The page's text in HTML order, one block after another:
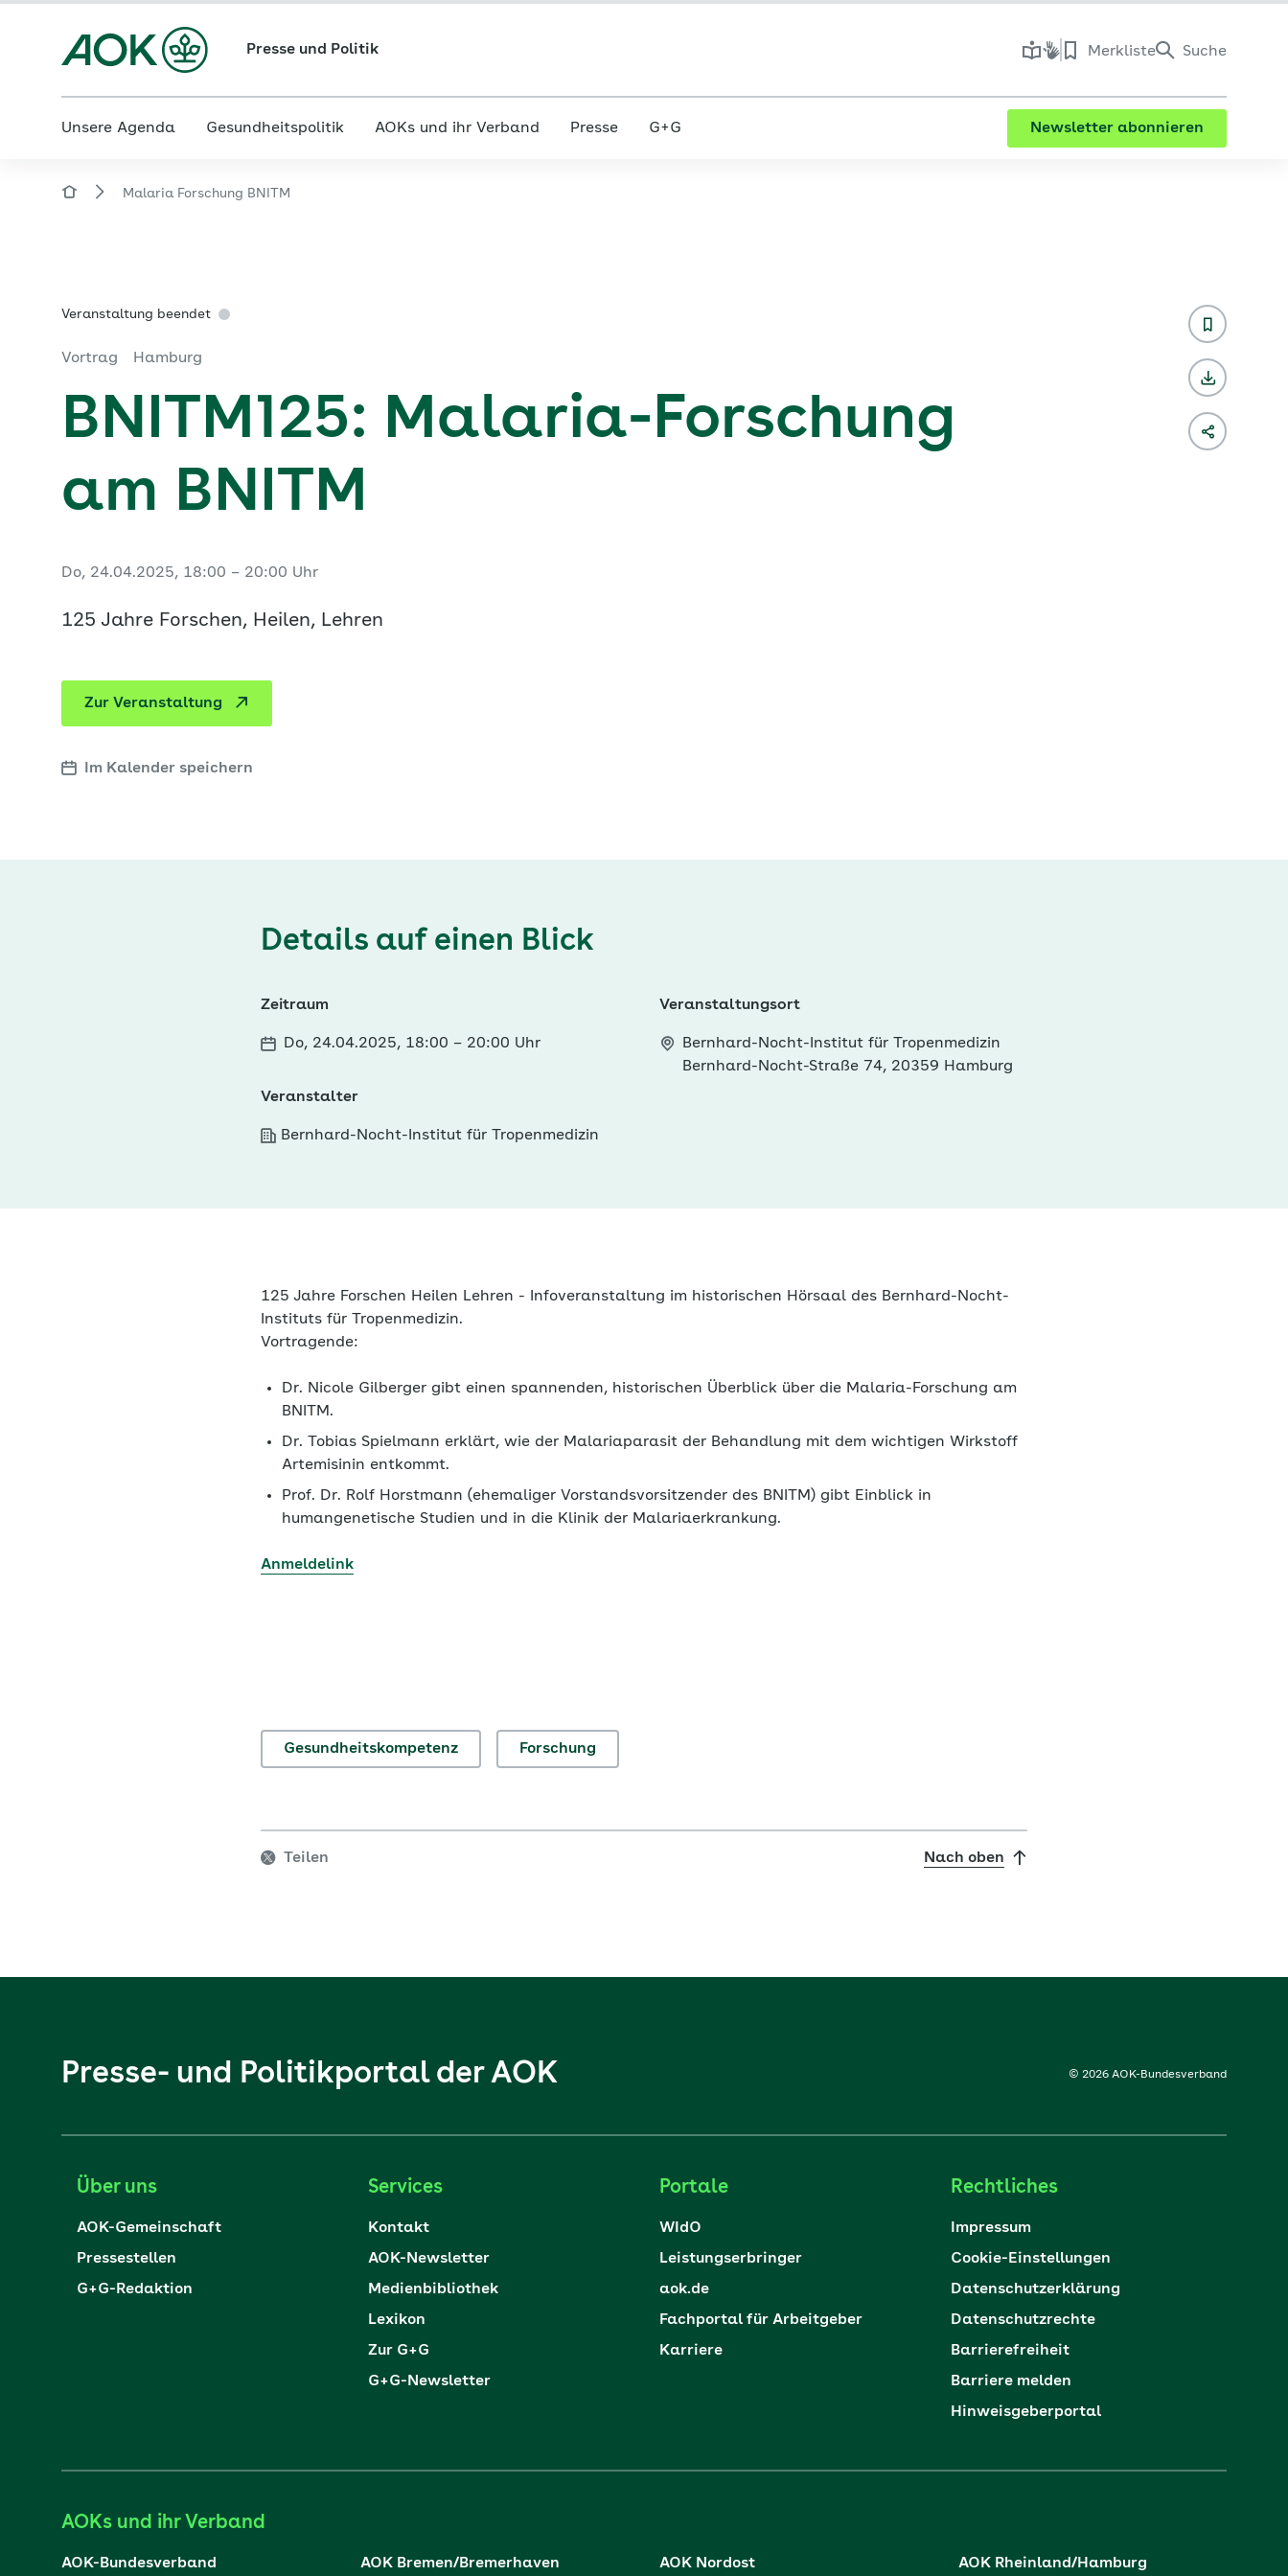
Presse und Politik Merkliste Suche
Unsere Agenda Gesundheitspolitik AOKs und ihr Verband Presse G+G Newsletter abonnieren
Malaria Forschung BNITM
Veranstaltung beendet
Vortrag Hamburg
BNITM125: Malaria-Forschung
am BNITM
Do, 24.04.2025, 18:00 – 20:00 Uhr
125 Jahre Forschen, Heilen, Lehren
Zur Veranstaltung
Im Kalender speichern
Details auf einen Blick
Zeitraum
Do, 24.04.2025, 18:00 – 20:00 Uhr
Veranstalter
Bernhard-Nocht-Institut für Tropenmedizin
Veranstaltungsort
Bernhard-Nocht-Institut für Tropenmedizin
Bernhard-Nocht-Straße 74, 20359 Hamburg
125 Jahre Forschen Heilen Lehren - Infoveranstaltung im historischen Hörsaal des Bernhard-Nocht-
Instituts für Tropenmedizin.
Vortragende:
Dr. Nicole Gilberger gibt einen spannenden, historischen Überblick über die Malaria-Forschung am
BNITM.
Dr. Tobias Spielmann erklärt, wie der Malariaparasit der Behandlung mit dem wichtigen Wirkstoff
Artemisinin entkommt.
Prof. Dr. Rolf Horstmann (ehemaliger Vorstandsvorsitzender des BNITM) gibt Einblick in
humangenetische Studien und in die Klinik der Malariaerkrankung.
Anmeldelink
Gesundheitskompetenz Forschung
Teilen Nach oben
Presse- und Politikportal der AOK © 2026 AOK-Bundesverband
Über uns
AOK-Gemeinschaft
Pressestellen
G+G-Redaktion
Services
Kontakt
AOK-Newsletter
Medienbibliothek
Lexikon
Zur G+G
G+G-Newsletter
Portale
WIdO
Leistungserbringer
aok.de
Fachportal für Arbeitgeber
Karriere
Rechtliches
Impressum
Cookie-Einstellungen
Datenschutzerklärung
Datenschutzrechte
Barrierefreiheit
Barriere melden
Hinweisgeberportal
AOKs und ihr Verband
AOK-Bundesverband AOK Bremen/Bremerhaven AOK Nordost AOK Rheinland/Hamburg